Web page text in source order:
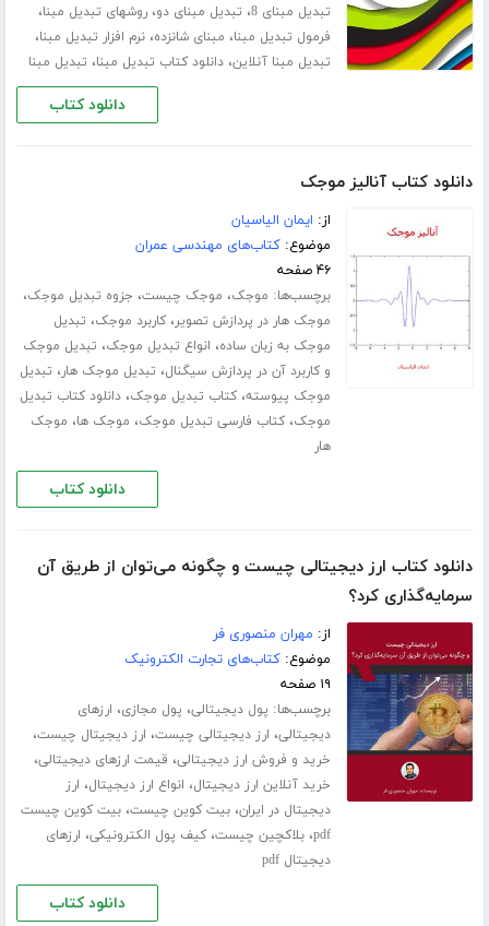
تبدیل مبنای 8 ، تبدیل مبنای دو،روشهای تبدیل مبنا،
فرمول تبدیل مبنا، مبنای شانزده،نرم افزار تبدیل مبنا،
تبدیل مبنا آنلاین،دانلود کتاب تبدیل مبنا، تبدیل مبنا
دانلود کتاب
دانلود کتاب آنالیز موجک
از: ایمان الیاسیان
موضوع:کتاب‌های مهندسی عمران
۴۶ صفحه
برچسب‌ها: موجک، موجک چیست، جزوه تبدیل موجک،
موجک هار در پردازش تصویر،کاربرد موجک، تبدیل
موجک به زبان ساده، انواع تبدیل موجک، تبدیل موجک
و کاربرد آن در پردازش سیگنال، تبدیل موجک هار، تبدیل
موجک پیوسته،کتاب تبدیل موجک،دانلود کتاب تبدیل
موجک،کتاب فارسی تبدیل موجک، موجک ها، موجک
هار
دانلود کتاب
دانلود کتاب ارز دیجیتالی چیست و چگونه می‌توان از طریق آن
سرمایه‌گذاری کرد؟
از: مهران منصوری فر
موضوع:کتاب‌های تجارت الکترونیک
۱۹ صفحه
برچسب‌ها: پول دیجیتالی، پول مجازی، ارزهای
دیجیتالی، ارز دیجیتالی چیست، ارز دیجیتال چیست،
خرید و فروش ارز دیجیتالی، قیمت ارزهای دیجیتالی،
خرید آنلاین ارز دیجیتال، انواع ارز دیجیتال، ارز
دیجیتال در ایران،بیت کوین چیست،بیت کوین چیست
pdf،بلاکچین چیست،کیف پول الکترونیکی، ارزهای
دیجیتال pdf
دانلود کتاب